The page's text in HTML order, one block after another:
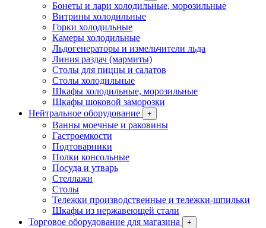
Бонеты и лари холодильные, морозильные
Витрины холодильные
Горки холодильные
Камеры холодильные
Льдогенераторы и измельчители льда
Линия раздач (мармиты)
Столы для пиццы и салатов
Столы холодильные
Шкафы холодильные, морозильные
Шкафы шоковой заморозки
Нейтральное оборудование
+
Ванны моечные и раковины
Гастроемкости
Подтоварники
Полки консольные
Посуда и утварь
Стеллажи
Столы
Тележки производственные и тележки-шпильки
Шкафы из нержавеющей стали
Торговое оборудование для магазина
+